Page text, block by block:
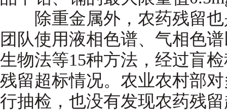
除重金属外，农药残留也
团队使用液相色谱、气相色
生物法等15种方法，经过盲
残留超标情况。农业农村部
行抽检，也没有发现农药残